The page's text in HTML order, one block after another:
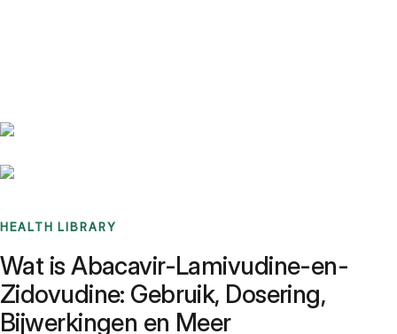
HEALTH LIBRARY
Wat is Abacavir-Lamivudine-en-
Zidovudine: Gebruik, Dosering,
Bijwerkingen en Meer